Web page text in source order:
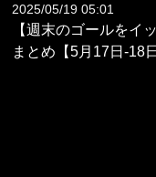
2025/05/19 05:01
【週末のゴールをイ
まとめ【5月17日-18日